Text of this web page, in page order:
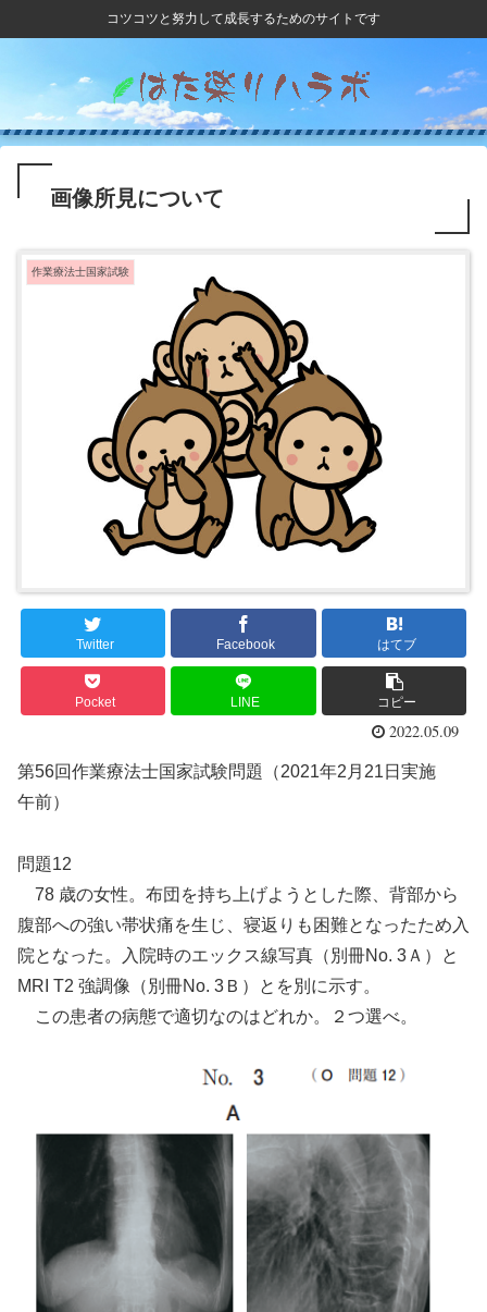
コツコツと努力して成長するためのサイトです
画像所見について
作業療法士国家試験
Twitter Facebook はてブ
Pocket LINE コピー
2022.05.09
第56回作業療法士国家試験問題（2021年2月21日実施
午前）
問題12
78 歳の女性。布団を持ち上げようとした際、背部から
腹部への強い帯状痛を生じ、寝返りも困難となったため入
院となった。入院時のエックス線写真（別冊No. 3Ａ）と
MRI T2 強調像（別冊No. 3Ｂ）とを別に示す。
この患者の病態で適切なのはどれか。２つ選べ。